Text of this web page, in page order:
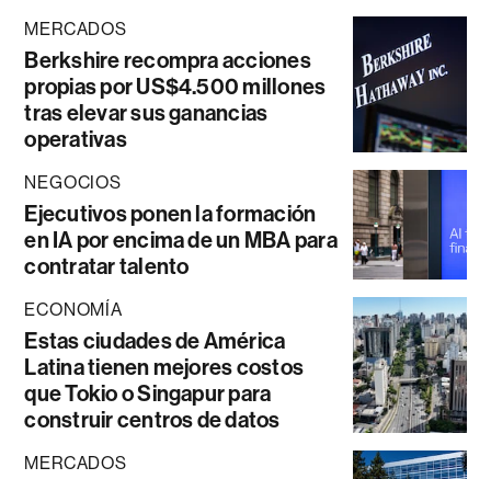
MERCADOS
Berkshire recompra acciones
propias por US$4.500 millones
tras elevar sus ganancias
operativas
NEGOCIOS
Ejecutivos ponen la formación
en IA por encima de un MBA para
contratar talento
ECONOMÍA
Estas ciudades de América
Latina tienen mejores costos
que Tokio o Singapur para
construir centros de datos
MERCADOS